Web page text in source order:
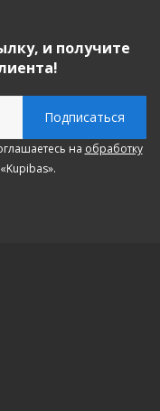
и получите
на обработку